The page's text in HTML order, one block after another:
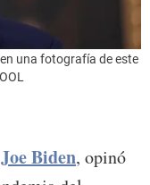
una fotografía de este
Joe Biden, opinó